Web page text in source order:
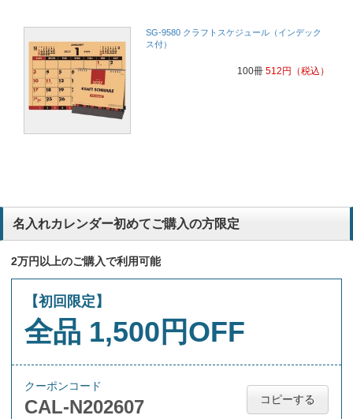
SG-9580 クラフトスケジュール（インデック
ス付）
100冊 512 円 （税込）
名入れカレンダー初めてご購入の方限定
2万円以上のご購入で利用可能
【初回限定】
全品 1,500円OFF
クーポンコード
CAL-N202607 コピーする